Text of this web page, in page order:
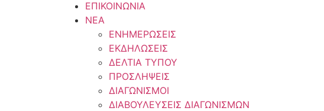
ΕΠΙΚΟΙΝΩΝΙΑ
ΝΕΑ
ΕΝΗΜΕΡΩΣΕΙΣ
ΕΚΔΗΛΩΣΕΙΣ
ΔΕΛΤΙΑ ΤΥΠΟΥ
ΠΡΟΣΛΗΨΕΙΣ
ΔΙΑΓΩΝΙΣΜΟΙ
ΔΙΑΒΟΥΛΕΥΣΕΙΣ ΔΙΑΓΩΝΙΣΜΩΝ